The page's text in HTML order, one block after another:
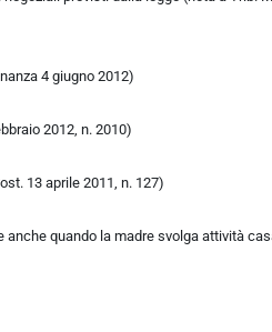
4 giugno 2012)
2012, n. 2010)
13 aprile 2011, n. 127)
quando la madre svolga attività